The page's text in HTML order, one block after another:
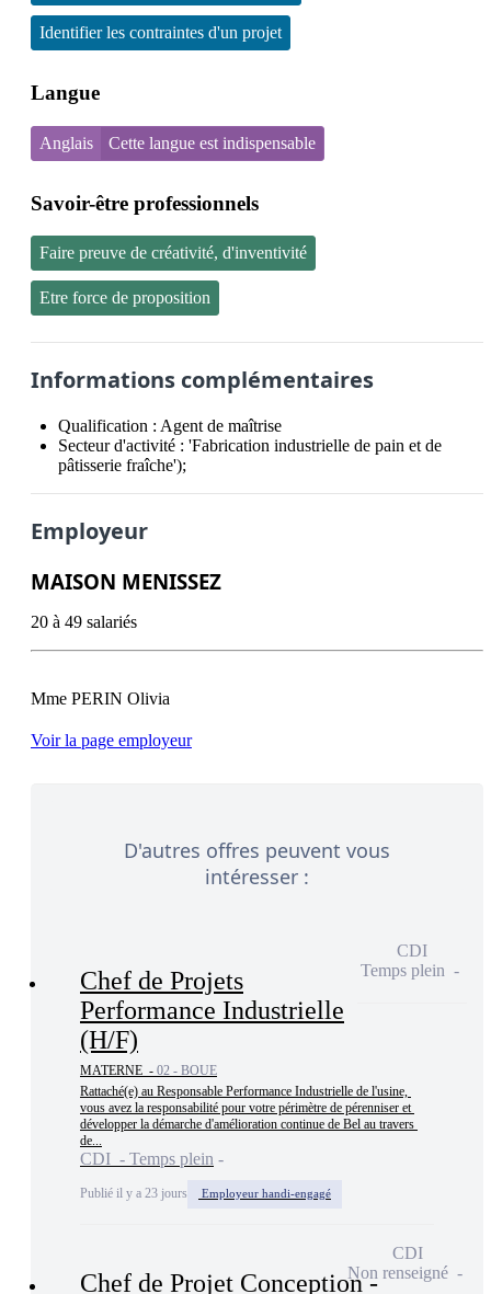
Identifier les contraintes d'un projet
Langue
Anglais Cette langue est indispensable
Savoir-être professionnels
Faire preuve de créativité, d'inventivité
Etre force de proposition
Informations complémentaires
Qualification : Agent de maîtrise
Secteur d'activité : 'Fabrication industrielle de pain et de
pâtisserie fraîche');
Employeur
MAISON MENISSEZ
20 à 49 salariés
Voir la page employeur
D'autres offres peuvent vous
intéresser :
Chef de Projets
Performance Industrielle
(H/F)
MATERNE - 02 - BOUE
Rattaché(e) au Responsable Performance Industrielle de l'usine,
vous avez la responsabilité pour votre périmètre de pérenniser et
développer la démarche d'amélioration continue de Bel au travers
de...
CDI - Temps plein
Publié il y a 23 jours Employeur handi-engagé
CDI
Temps plein
Chef de Projet Conception -
CDI
Non renseigné